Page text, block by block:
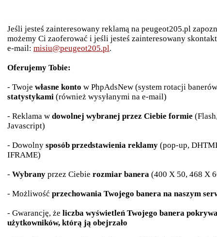
Jeśli jesteś zainteresowany reklamą na peugeot205.pl
możemy Ci zaoferować i jeśli jesteś zainteresowany
e-mail: misiu@peugeot205.pl.
Oferujemy Tobie:
- Twoje własne konto w PhpAdsNew (system rotacji
statystykami (również wysyłanymi na e-mail)
- Reklama w dowolnej wybranej przez Ciebie formie
Javascript)
- Dowolny sposób przedstawienia reklamy (pop-up,
IFRAME)
- Wybrany przez Ciebie rozmiar banera (400 X 50, 468 X
- Możliwość przechowania Twojego banera na naszym
- Gwarancję, że liczba wyświetleń Twojego banera
użytkowników, którą ją obejrzało